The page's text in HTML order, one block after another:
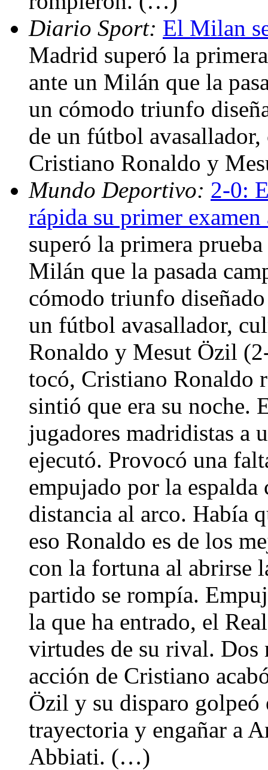
Diario Sport: El Milan
Madrid superó la
ante un Milán que la
un cómodo triunfo
de un fútbol
Cristiano Ronaldo y
Mundo Deportivo: 2-0:
rápida su primer
superó la primera
Milán que la pasada
cómodo triunfo
un fútbol avasallador,
Ronaldo y Mesut Özil
tocó, Cristiano Ronaldo
sintió que era su noche.
jugadores madridistas
ejecutó. Provocó una
empujado por la espalda
distancia al arco. Había
eso Ronaldo es de los
con la fortuna al abrirse
partido se rompía.
la que ha entrado, el
virtudes de su rival. Dos
acción de Cristiano
Özil y su disparo golpeó
trayectoria y engañar a
Abbiati. (…)